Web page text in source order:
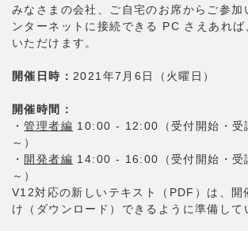
みなさまの会社、ご自宅のお席からご参加
ンターネットに接続できる PC さえあれば
いただけます。
開催日時： 2021年7月6日（火曜日）
開催時間：
・管理者編 10:00 - 12:00（受付開始・受
～）
・ 開発者編 14:00 - 16:00（受付開始・受
～）
V12対応の新しいテキスト（PDF）は、開
け（ダウンロード）できるように準備して